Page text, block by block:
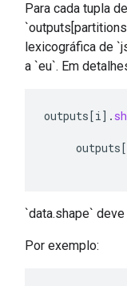
Para cada tupla
lexicográfica de
a `eu`. Em
outputs[i] .
outputs[
`data.shape`
Por exemplo: